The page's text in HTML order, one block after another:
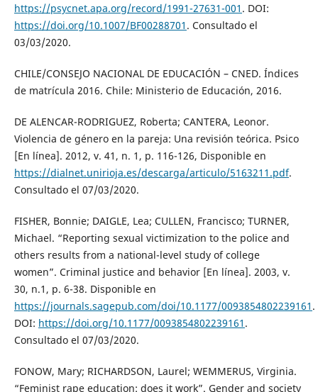
https://psycnet.apa.org/record/1991-27631-001 . DOI:
https://doi.org/10.1007/BF00288701 . Consultado el
03/03/2020.
CHILE/CONSEJO NACIONAL DE EDUCACIÓN – CNED. Índices
de matrícula 2016. Chile: Ministerio de Educación, 2016.
DE ALENCAR-RODRIGUEZ, Roberta; CANTERA, Leonor.
Violencia de género en la pareja: Una revisión teórica. Psico
[En línea]. 2012, v. 41, n. 1, p. 116-126, Disponible en
https://dialnet.unirioja.es/descarga/articulo/5163211.pdf.
Consultado el 07/03/2020.
FISHER, Bonnie; DAIGLE, Lea; CULLEN, Francisco; TURNER,
Michael. “Reporting sexual victimization to the police and
others results from a national-level study of college
women”. Criminal justice and behavior [En línea]. 2003, v.
30, n.1, p. 6-38. Disponible en
https://journals.sagepub.com/doi/10.1177/0093854802239161 .
DOI: https://doi.org/10.1177/0093854802239161 .
Consultado el 07/03/2020.
FONOW, Mary; RICHARDSON, Laurel; WEMMERUS, Virginia.
“Feminist rape education: does it work”. Gender and society